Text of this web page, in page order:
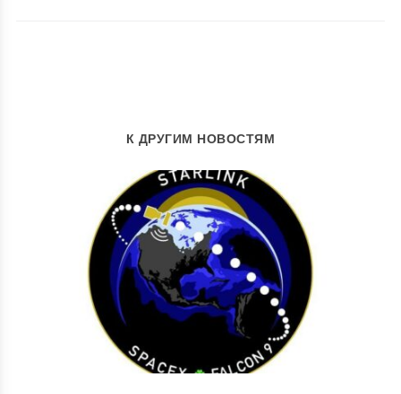
К ДРУГИМ НОВОСТЯМ